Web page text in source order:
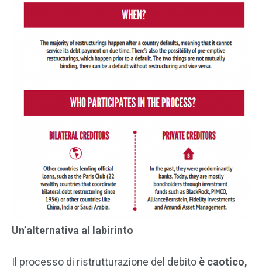
Un’alternativa al labirinto
Il processo di ristrutturazione del debito è caotico,